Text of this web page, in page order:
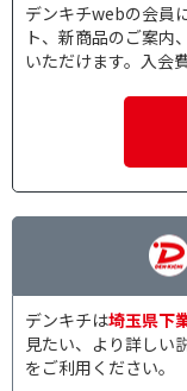
デンキチwebの会員
ト、新商品のご案内
いただけます。入会
デンキチは埼玉県下
見たい、より詳しい
をご利用ください。